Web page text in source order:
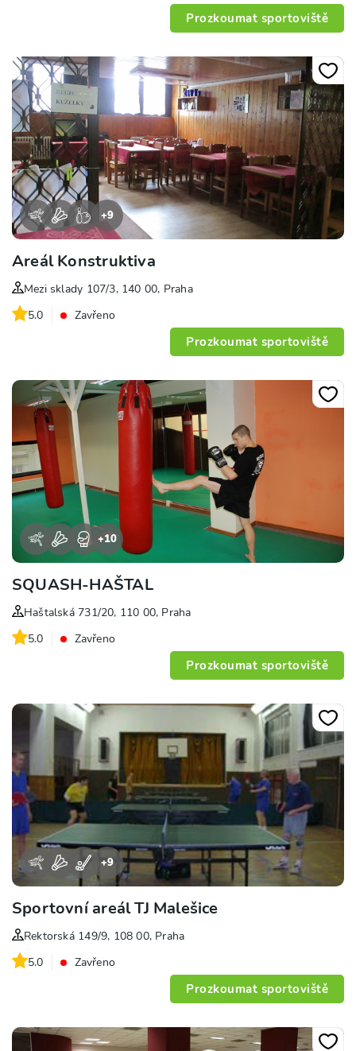
Prozkoumat sportoviště
+9
Areál Konstruktiva
Mezi sklady 107/3, 140 00, Praha
5.0
Zavřeno
Prozkoumat sportoviště
+10
SQUASH-HAŠTAL
Haštalská 731/20, 110 00, Praha
5.0
Zavřeno
Prozkoumat sportoviště
+9
Sportovní areál TJ Malešice
Rektorská 149/9, 108 00, Praha
5.0
Zavřeno
Prozkoumat sportoviště